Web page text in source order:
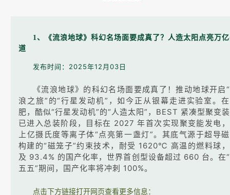
1、《流浪地球》科幻名场面要成真了？人造太阳点亮万
道
发布时间：2025年12月03日
《流浪地球》的科幻名场面要成真了！推动地球开启
浪之旅”的“行星发动机”，如今正从银幕走进实验室。
肥，酷似“行星发动机”的“人造太阳”，BEST 紧凑型聚变
已进入总装阶段，目标在 2027 年首次实现聚变能发电
上亿摄氏度等离子体“点亮第一盏灯”。其底气源于超导
构建的“磁笼子”约束技术，耐受 1620℃ 高温的燃料球
及 93.4% 的国产化率，世界首创型设备超过 660 台。在
五五”期间，国产化率将冲刺 100%。
点击下方链接打开网页查看更多信息：